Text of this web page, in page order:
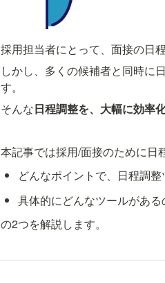
採用担当者にとって、面接の日
しかし、多くの候補者と同時に
す。
そんな日程調整を、大幅に効率
本記事では採用/面接のために日
どんなポイントで、日程調
具体的にどんなツールがある
の2つを解説します。